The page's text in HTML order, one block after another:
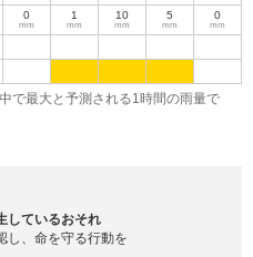
0
mm
1
mm
10
mm
5
mm
0
mm
で最大と予測される1時間の雨量で
しているおそれ
し、命を守る行動を